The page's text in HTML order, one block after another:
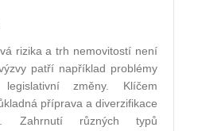
rizika a trh nemovitostí není
patří například problémy
změny. Klíčem
příprava a diverzifikace
Zahrnutí různých typů